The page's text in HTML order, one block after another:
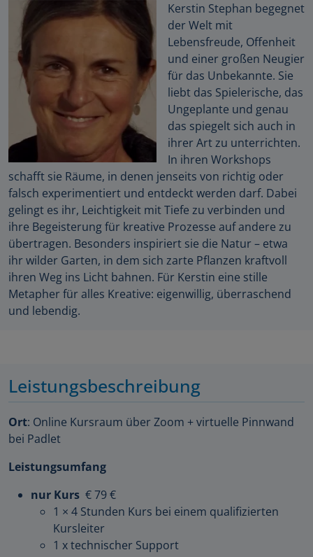
Kerstin Stephan begegnet
der Welt mit
Lebensfreude, Offenheit
und einer großen Neugier
für das Unbekannte. Sie
liebt das Spielerische, das
Ungeplante und genau
das spiegelt sich auch in
ihrer Art zu unterrichten.
In ihren Workshops
schafft sie Räume, in denen jenseits von richtig oder
falsch experimentiert und entdeckt werden darf. Dabei
gelingt es ihr, Leichtigkeit mit Tiefe zu verbinden und
ihre Begeisterung für kreative Prozesse auf andere zu
übertragen. Besonders inspiriert sie die Natur – etwa
ihr wilder Garten, in dem sich zarte Pflanzen kraftvoll
ihren Weg ins Licht bahnen. Für Kerstin eine stille
Metapher für alles Kreative: eigenwillig, überraschend
und lebendig.
Leistungsbeschreibung
Ort: Online Kursraum über Zoom + virtuelle Pinnwand
bei Padlet
Leistungsumfang
nur Kurs € 79 €
1 × 4 Stunden Kurs bei einem qualifizierten
Kursleiter
1 x technischer Support